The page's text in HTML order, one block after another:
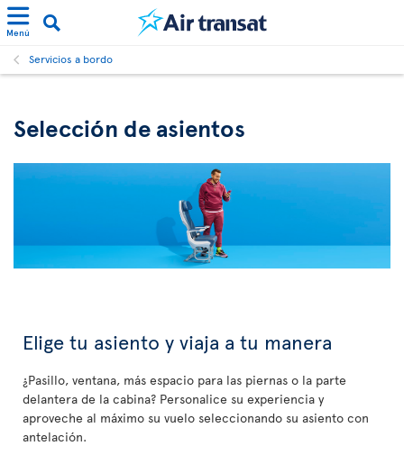
Menú
Servicios a bordo
Selección de asientos
Elige tu asiento y viaja a tu manera
¿Pasillo, ventana, más espacio para las piernas o la parte
delantera de la cabina? Personalice su experiencia y
aproveche al máximo su vuelo seleccionando su asiento con
antelación.